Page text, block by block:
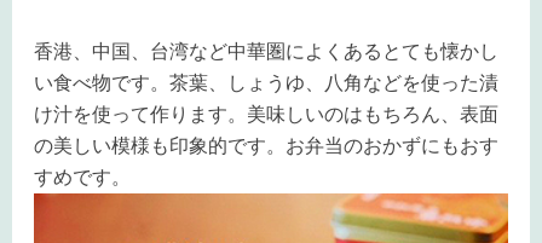
香港、中国、台湾など中華圏によくあるとても懐かし
い食べ物です。茶葉、しょうゆ、八角などを使った漬
け汁を使って作ります。美味しいのはもちろん、表面
の美しい模様も印象的です。お弁当のおかずにもおす
すめです。